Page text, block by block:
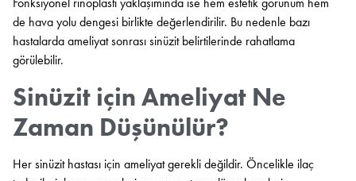
Fonksiyonel rinoplasti yaklaşımında ise hem estetik görünüm hem
de hava yolu dengesi birlikte değerlendirilir. Bu nedenle bazı
hastalarda ameliyat sonrası sinüzit belirtilerinde rahatlama
görülebilir.
Sinüzit için Ameliyat Ne
Zaman Düşünülür?
Her sinüzit hastası için ameliyat gerekli değildir. Öncelikle ilaç